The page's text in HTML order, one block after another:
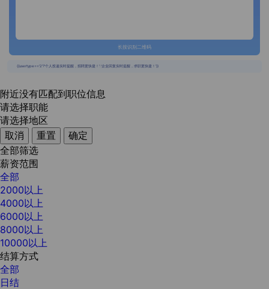
长按识别二维码
{{usertype=='2'?'个人投递实时提醒，招聘更快捷！':'企业回复实时提醒，求职更快捷！'}}
附近没有匹配到职位信息
请选择职能
请选择地区
取消
重置
确定
全部筛选
薪资范围
全部
2000以上
4000以上
6000以上
8000以上
10000以上
结算方式
全部
日结